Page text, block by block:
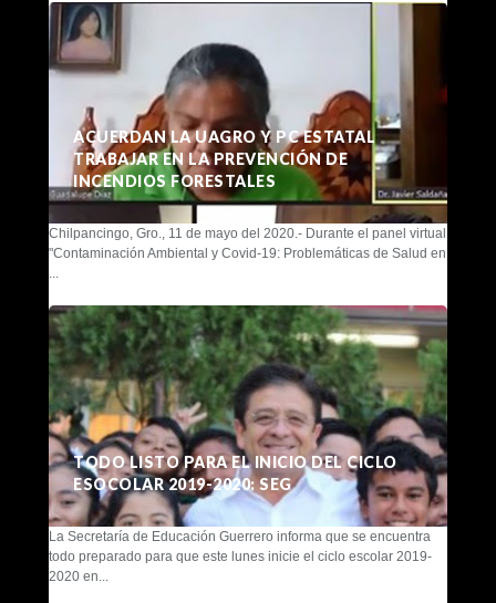
ACUERDAN LA UAGRO Y PC ESTATAL
TRABAJAR EN LA PREVENCIÓN DE
INCENDIOS FORESTALES
Chilpancingo, Gro., 11 de mayo del 2020.- Durante el panel virtual
"Contaminación Ambiental y Covid-19: Problemáticas de Salud en
...
TODO LISTO PARA EL INICIO DEL CICLO
ESOCOLAR 2019-2020: SEG
La Secretaría de Educación Guerrero informa que se encuentra
todo preparado para que este lunes inicie el ciclo escolar 2019-
2020 en...